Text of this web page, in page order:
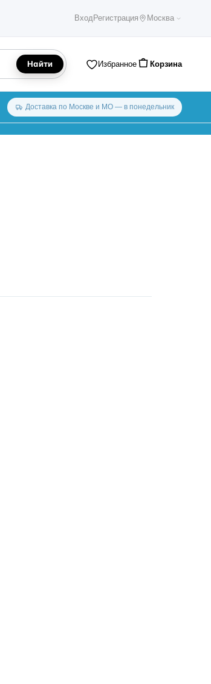
ВходРегистрация Москва
Найти Избранное Корзина
Доставка по Москве и МО — в понедельник